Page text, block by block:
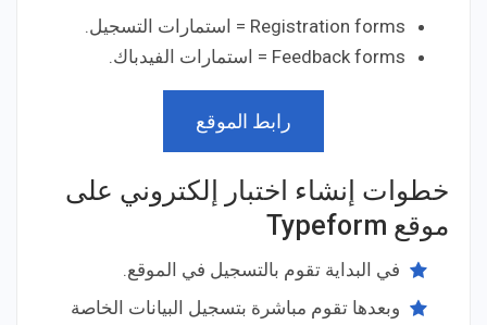
Registration forms = استمارات التسجيل.
Feedback forms = استمارات الفيدباك.
رابط الموقع
خطوات إنشاء اختبار إلكتروني على
موقع Typeform
في البداية تقوم بالتسجيل في الموقع.
وبعدها تقوم مباشرة بتسجيل البيانات الخاصة